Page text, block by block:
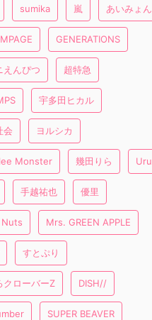
sumika 嵐 あいみょん
GENERATIONS
えんぴつ 超特急
宇多田ヒカル
会 ヨルシカ
Monster 幾田りら Uru
手越祐也 優里
Mrs. GREEN APPLE
すとぷり
クローバーZ DISH//
SUPER BEAVER